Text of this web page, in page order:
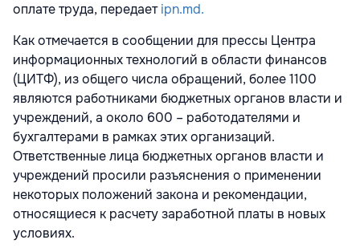
оплате труда, передаетipn.md.
Как отмечается в сообщении для прессы Центра
информационных технологий в области финансов
(ЦИТФ), из общего числа обращений, более 1100
являются работниками бюджетных органов власти и
учреждений, а около 600 – работодателями и
бухгалтерами в рамках этих организаций.
Ответственные лица бюджетных органов власти и
учреждений просили разъяснения о применении
некоторых положений закона и рекомендации,
относящиеся к расчету заработной платы в новых
условиях.